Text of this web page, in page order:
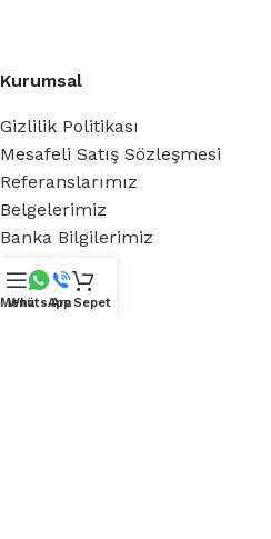
Kurumsal
Gizlilik Politikası
Mesafeli Satış Sözleşmesi
Referanslarımız
Belgelerimiz
Banka Bilgilerimiz
Hakkımızda
Menü
WhatsApp
AraSepet